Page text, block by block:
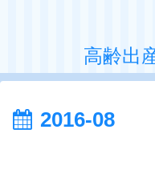
高齢出
2016-08